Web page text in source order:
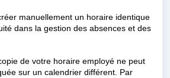
manuellement un horaire identique
dans la gestion des absences et des
copie de votre horaire employé ne peut
sur un calendrier différent. Par